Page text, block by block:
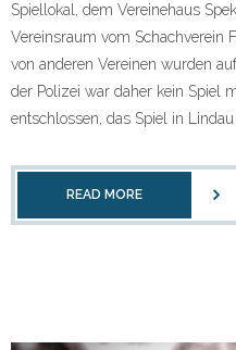
Spiellokal, dem Vereinehaus
Vereinsraum vom Schachverein
von anderen Vereinen wurden
der Polizei war daher kein Spiel
entschlossen, das Spiel in
READ MORE